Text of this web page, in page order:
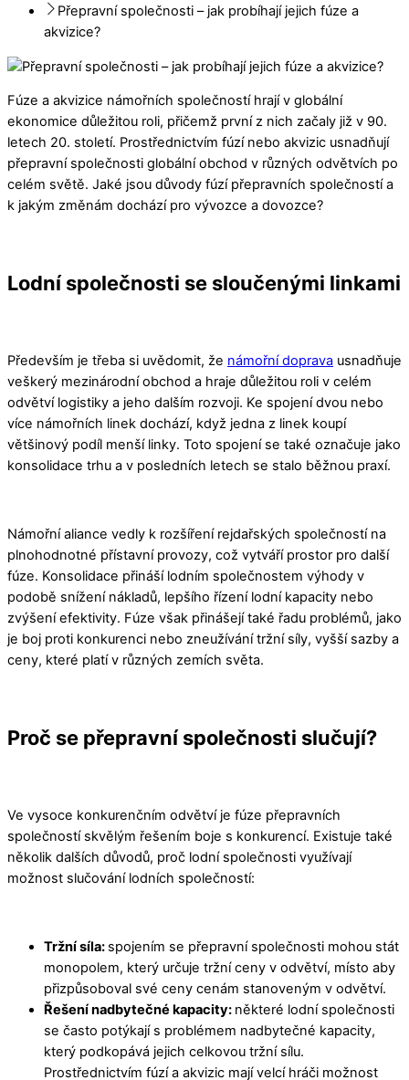
Přepravní společnosti – jak probíhají jejich fúze a
akvizice?
Fúze a akvizice námořních společností hrají v globální
ekonomice důležitou roli, přičemž první z nich začaly již v 90.
letech 20. století. Prostřednictvím fúzí nebo akvizic usnadňují
přepravní společnosti globální obchod v různých odvětvích po
celém světě. Jaké jsou důvody fúzí přepravních společností a
k jakým změnám dochází pro vývozce a dovozce?
Lodní společnosti se sloučenými linkami
Především je třeba si uvědomit, že námořní doprava usnadňuje
veškerý mezinárodní obchod a hraje důležitou roli v celém
odvětví logistiky a jeho dalším rozvoji. Ke spojení dvou nebo
více námořních linek dochází, když jedna z linek koupí
většinový podíl menší linky. Toto spojení se také označuje jako
konsolidace trhu a v posledních letech se stalo běžnou praxí.
Námořní aliance vedly k rozšíření rejdařských společností na
plnohodnotné přístavní provozy, což vytváří prostor pro další
fúze. Konsolidace přináší lodním společnostem výhody v
podobě snížení nákladů, lepšího řízení lodní kapacity nebo
zvýšení efektivity. Fúze však přinášejí také řadu problémů, jako
je boj proti konkurenci nebo zneužívání tržní síly, vyšší sazby a
ceny, které platí v různých zemích světa.
Proč se přepravní společnosti slučují?
Ve vysoce konkurenčním odvětví je fúze přepravních
společností skvělým řešením boje s konkurencí. Existuje také
několik dalších důvodů, proč lodní společnosti využívají
možnost slučování lodních společností:
Tržní síla: spojením se přepravní společnosti mohou stát
monopolem, který určuje tržní ceny v odvětví, místo aby
přizpůsoboval své ceny cenám stanoveným v odvětví.
Řešení nadbytečné kapacity: některé lodní společnosti
se často potýkají s problémem nadbytečné kapacity,
který podkopává jejich celkovou tržní sílu.
Prostřednictvím fúzí a akvizic mají velcí hráči možnost